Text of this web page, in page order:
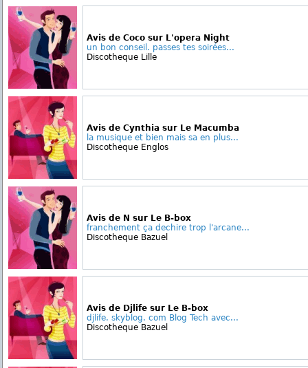
Avis de Coco sur L'opera Night
un bon conseil. passes tes soirées...
Discotheque Lille
Avis de Cynthia sur Le Macumba
la musique et bien mais sa en plus...
Discotheque Englos
Avis de N sur Le B-box
franchement ça dechire trop l'arcane...
Discotheque Bazuel
Avis de Djlife sur Le B-box
djlife. skyblog. com Blog Tech avec...
Discotheque Bazuel